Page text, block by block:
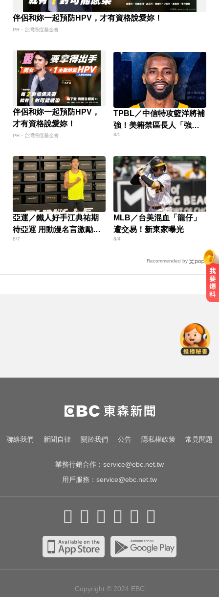
伴侶和妳一起預防HPV，才有資格說愛妳！
PR・台灣癌症基金會
伴侶和妳一起預防HPV，
才有資格說愛妳！
PR・台灣癌症基金會
TPBL／中信特攻籃洋將補
強！美籍禁區長人「強
斯」加盟
8/5
亞運／鐵人好手江典祐期
待亞運 用動漫名言激勵自
己
8/7
MLB／台美混血「龍仔」
遭交易！新東家曝光
8/4
Recommended by
不菸不酒也可能中招
國中暑輔悲劇！小六升國一男學生
折斷掃把刺傷女師 右眼恐失明
愛玩車／700匹馬力！奧斯頓馬丁
聯絡我們 新聞自律 關於我們 公告 隱私權政策 常見問題
業務行銷合作： service@ebc.net.tw
用戶服務： service@ebc.net.tw
Copyright © 2024 EBC